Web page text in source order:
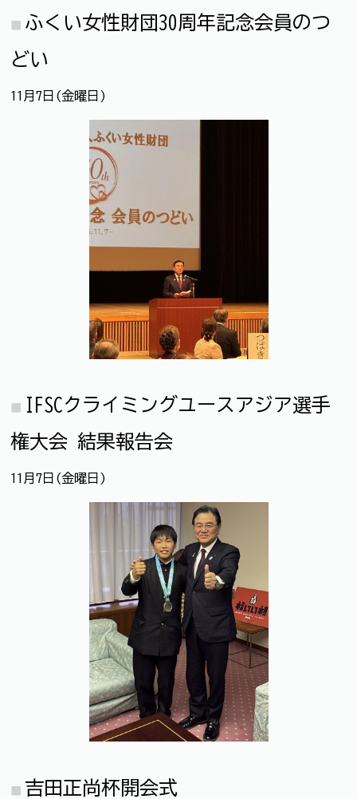
ふくい女性財団30周年記念会員のつ
どい
11月7日(金曜日)
IFSCクライミングユースアジア選手
権大会 結果報告会
11月7日(金曜日)
吉田正尚杯開会式